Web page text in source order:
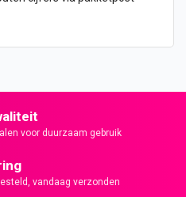
voor duurzaam gebruik
vandaag verzonden